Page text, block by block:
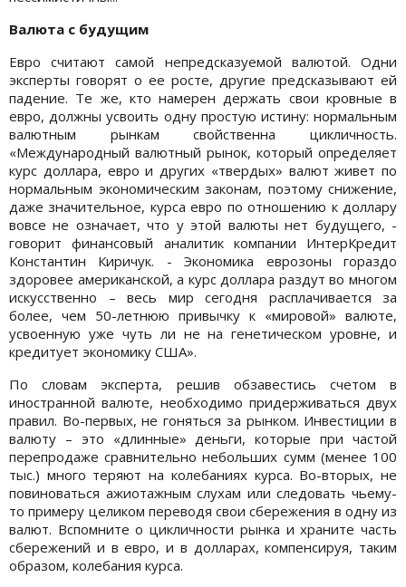
Валюта с будущим
Евро считают самой непредсказуемой валютой. Одни
эксперты говорят о ее росте, другие предсказывают ей
падение. Те же, кто намерен держать свои кровные в
евро, должны усвоить одну простую истину: нормальным
валютным рынкам свойственна цикличность.
«Международный валютный рынок, который определяет
курс доллара, евро и других «твердых» валют живет по
нормальным экономическим законам, поэтому снижение,
даже значительное, курса евро по отношению к доллару
вовсе не означает, что у этой валюты нет будущего, -
говорит финансовый аналитик компании ИнтерКредит
Константин Киричук. - Экономика еврозоны гораздо
здоровее американской, а курс доллара раздут во многом
искусственно – весь мир сегодня расплачивается за
более, чем 50-летнюю привычку к «мировой» валюте,
усвоенную уже чуть ли не на генетическом уровне, и
кредитует экономику США».
По словам эксперта, решив обзавестись счетом в
иностранной валюте, необходимо придерживаться двух
правил. Во-первых, не гоняться за рынком. Инвестиции в
валюту – это «длинные» деньги, которые при частой
перепродаже сравнительно небольших сумм (менее 100
тыс.) много теряют на колебаниях курса. Во-вторых, не
повиноваться ажиотажным слухам или следовать чьему-
то примеру целиком переводя свои сбережения в одну из
валют. Вспомните о цикличности рынка и храните часть
сбережений и в евро, и в долларах, компенсируя, таким
образом, колебания курса.